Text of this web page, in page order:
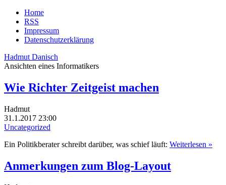
Home
RSS
Impressum
Datenschutzerklärung
Hadmut Danisch
Ansichten eines Informatikers
Wie Richter Zeitgeist machen
Hadmut
31.1.2017 23:00
Uncategorized
Ein Politikberater schreibt darüber, was schief läuft: Weiterlesen »
Anmerkungen zum Blog-Layout